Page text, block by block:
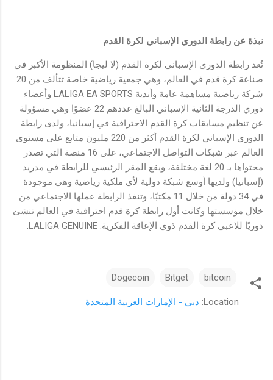
نبذة عن رابطة الدوري الإسباني لكرة القدم
تُعد رابطة الدوري الإسباني لكرة القدم (لا ليجا) المنظومة الأكبر في
صناعة كرة قدم في العالم، وهي جمعية رياضية خاصة تتألف من 20
شركة رياضية مساهمة عامة وأندية LALIGA EA SPORTS وأعضاء
دوري الدرجة الثانية الإسباني البالغ عددهم 22 عضوًا وهي مسؤولة
عن تنظيم مسابقات كرة القدم الاحترافية في إسبانيا، ولدى رابطة
الدوري الإسباني لكرة القدم أكثر من 220 مليون متابع على مستوى
العالم عبر شبكات التواصل الاجتماعي، على 16 منصة التي تصدر
محتواها بـ 20 لغة مختلفة، ويقع المقر الرئيسي للرابطة في مدريد
(إسبانيا) ولديها أوسع شبكة دولية لأي ملكية رياضية وهي موجودة
في 34 دولة من خلال 11 مكتبًا، وتنفذ الرابطة عملها الاجتماعي من
خلال مؤسستها وكانت أول رابطة كرة قدم احترافية في العالم تنشئ
دوريًا للاعبي كرة القدم ذوي الإعاقة الفكرية: LALIGA GENUINE.
bitcoin
Bitget
Dogecoin
Location: دبي - الإمارات العربية المتحدة